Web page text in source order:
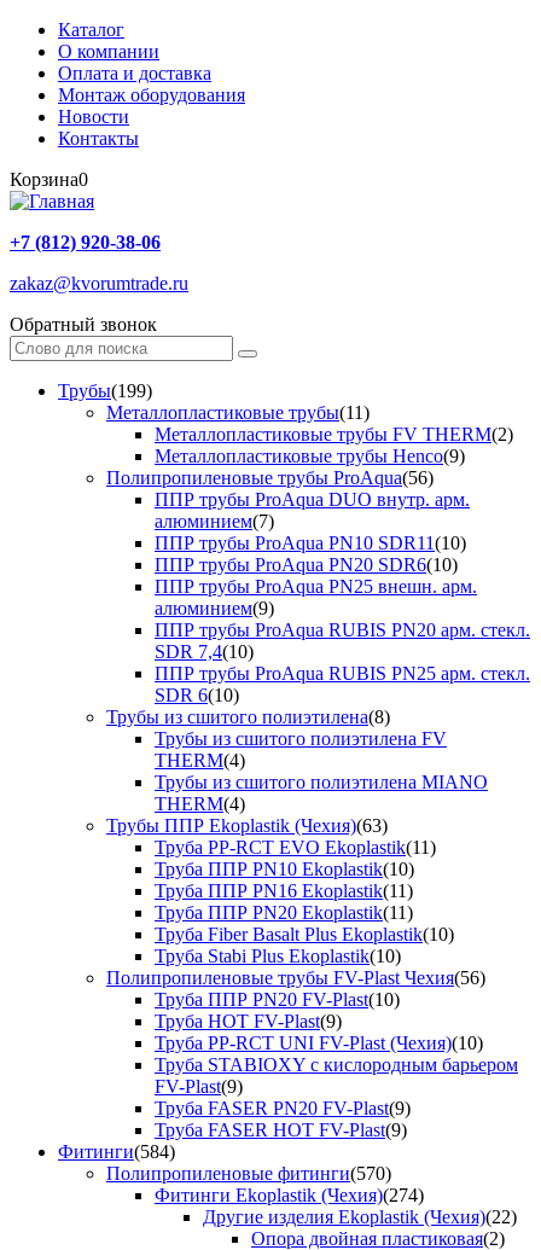
Каталог
О компании
Оплата и доставка
Монтаж оборудования
Новости
Контакты
Корзина0
+7 (812) 920-38-06
zakaz@kvorumtrade.ru
Обратный звонок
Трубы(199)
Металлопластиковые трубы(11)
Металлопластиковые трубы FV THERM(2)
Металлопластиковые трубы Henco(9)
Полипропиленовые трубы ProAqua(56)
ППР трубы ProAqua DUO внутр. арм.
алюминием(7)
ППР трубы ProAqua PN10 SDR11(10)
ППР трубы ProAqua PN20 SDR6(10)
ППР трубы ProAqua PN25 внешн. арм.
алюминием(9)
ППР трубы ProAqua RUBIS PN20 арм. стекл.
SDR 7,4(10)
ППР трубы ProAqua RUBIS PN25 арм. стекл.
SDR 6(10)
Трубы из сшитого полиэтилена(8)
Трубы из сшитого полиэтилена FV
THERM(4)
Трубы из сшитого полиэтилена MIANO
THERM(4)
Трубы ППР Ekoplastik (Чехия)(63)
Труба PP-RCT EVO Ekoplastik(11)
Труба ППР PN10 Ekoplastik(10)
Труба ППР PN16 Ekoplastik(11)
Труба ППР PN20 Ekoplastik(11)
Труба Fiber Basalt Plus Ekoplastik(10)
Труба Stabi Plus Ekoplastik(10)
Полипропиленовые трубы FV-Plast Чехия(56)
Труба ППР PN20 FV-Plast(10)
Труба HOT FV-Plast(9)
Труба PP-RCT UNI FV-Plast (Чехия)(10)
Труба STABIOXY с кислородным барьером
FV-Plast(9)
Труба FASER PN20 FV-Plast(9)
Труба FASER HOT FV-Plast(9)
Фитинги(584)
Полипропиленовые фитинги(570)
Фитинги Ekoplastik (Чехия)(274)
Другие изделия Ekoplastik (Чехия)(22)
Опора двойная пластиковая(2)